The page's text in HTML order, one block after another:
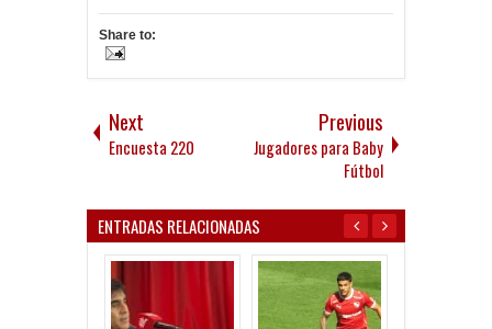
Share to:
Next
Encuesta 220
Previous
Jugadores para Baby
Fútbol
ENTRADAS RELACIONADAS